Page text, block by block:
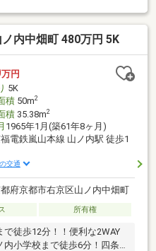
！）来客時でも安心！〇土
スペースが充実しており整
が可能です！お気軽にお問
辺施設、駅までの距離など、
伝えいたします☆
内中畑町 480万円 5K
万円
5K
積50m2
積35.38m2
1965年1月(築61年8ヶ月)
電鉄嵐山本線 山ノ内駅 徒歩1
交通
府京都市右京区山ノ内中畑町
所有権
徒歩12分！！便利な2WAY
小学校まで徒歩6分！四条